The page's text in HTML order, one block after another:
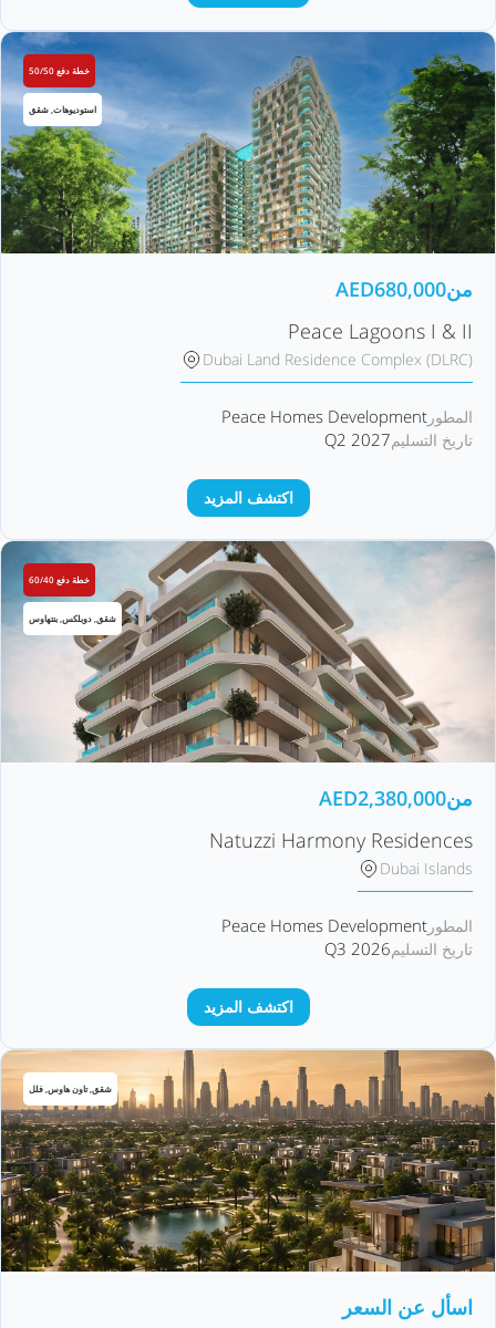
خطة دفع 50/50
استوديوهات, شقق
من AED680,000
Peace Lagoons I & II
Dubai Land Residence Complex (DLRC)
المطور Peace Homes Development
تاريخ التسليمQ2 2027
اكتشف المزيد
خطة دفع 60/40
شقق, دوبلكس, بنتهاوس
من AED2,380,000
Natuzzi Harmony Residences
Dubai Islands
المطور Peace Homes Development
تاريخ التسليمQ3 2026
اكتشف المزيد
شقق, تاون هاوس, فلل
اسأل عن السعر